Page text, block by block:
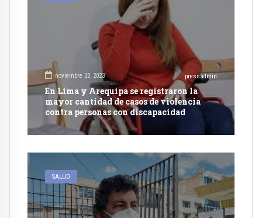
noviembre 20, 2023 pressadmin
En Lima y Arequipa se registraron la
mayor cantidad de casos de violencia
contra personas con discapacidad
SALUD